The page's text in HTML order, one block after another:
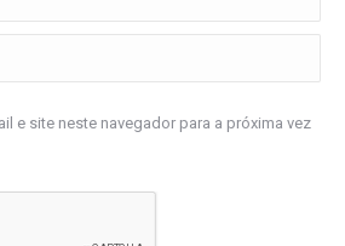
e site neste navegador para a próxima vez